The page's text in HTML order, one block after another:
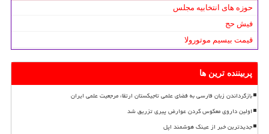
حوزه های انتخابیه مجلس
فیش حج
قیمت بیسیم موتورولا
پربیننده ترین ها
بازگرداندن زبان فارسی به فضای علمی تاجیکستان ارتقاء مرجعیت علمی ایران
اولین داروی معکوس کردن عوارض پیری تزریق شد
جدیدترین خبر از عینک هوشمند اپل